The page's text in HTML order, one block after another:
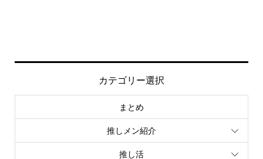
カテゴリー選択
まとめ
推しメン紹介
推し活